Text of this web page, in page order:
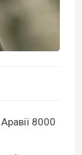
8000